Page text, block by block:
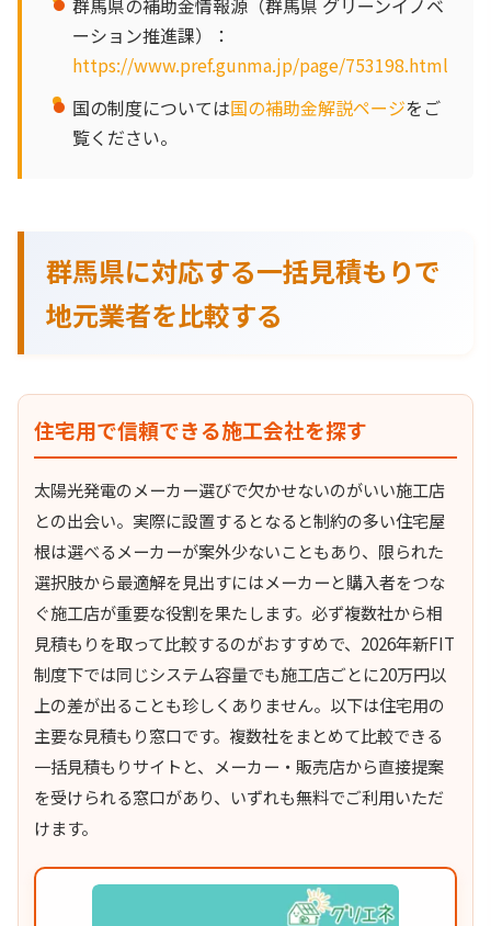
群馬県の補助金情報源（群馬県 グリーンイノベ
ーション推進課）：
https://www.pref.gunma.jp/page/753198.html
国の制度については国の補助金解説ページをご
覧ください。
群馬県に対応する一括見積もりで
地元業者を比較する
住宅用で信頼できる施工会社を探す
太陽光発電のメーカー選びで欠かせないのがいい施工店
との出会い。実際に設置するとなると制約の多い住宅屋
根は選べるメーカーが案外少ないこともあり、限られた
選択肢から最適解を見出すにはメーカーと購入者をつな
ぐ施工店が重要な役割を果たします。必ず複数社から相
見積もりを取って比較するのがおすすめで、2026年新FIT
制度下では同じシステム容量でも施工店ごとに20万円以
上の差が出ることも珍しくありません。以下は住宅用の
主要な見積もり窓口です。複数社をまとめて比較できる
一括見積もりサイトと、メーカー・販売店から直接提案
を受けられる窓口があり、いずれも無料でご利用いただ
けます。